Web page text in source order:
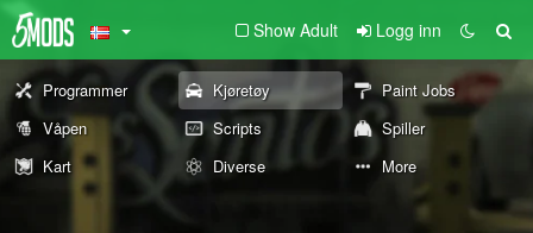
Show Adult Logg inn
Programmer Kjøretøy
Paint Jobs
Våpen
Scripts
Spiller
Kart
Diverse More